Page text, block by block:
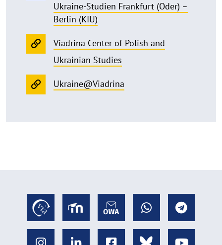
Ukraine-Studien Frankfurt (Oder) –
Berlin (KIU)
Viadrina Center of Polish and
Ukrainian Studies
Ukraine@Viadrina